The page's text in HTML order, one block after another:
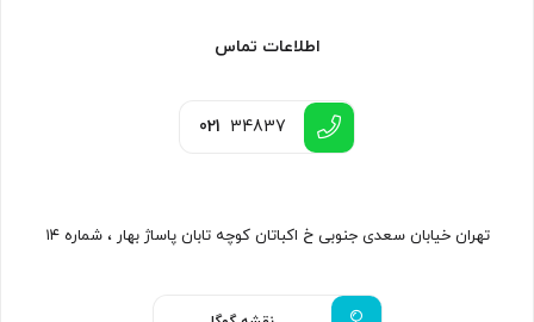
اطلاعات تماس
021 34837
تهران خیابان سعدی جنوبی خ اکباتان کوچه تابان پاساژ بهار ، شماره ۱۴